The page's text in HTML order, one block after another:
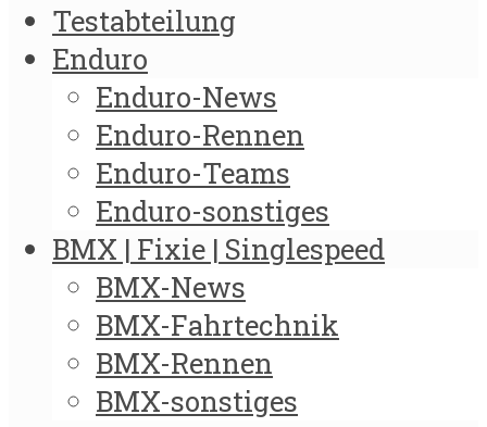
Testabteilung
Enduro
Enduro-News
Enduro-Rennen
Enduro-Teams
Enduro-sonstiges
BMX | Fixie | Singlespeed
BMX-News
BMX-Fahrtechnik
BMX-Rennen
BMX-sonstiges